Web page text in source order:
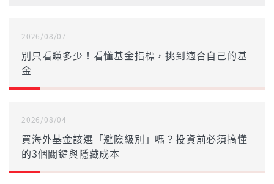
2026/08/07
別只看賺多少！看懂基金指標，挑到適合自己的基
金
2026/08/04
買海外基金該選「避險級別」嗎？投資前必須搞懂
的3個關鍵與隱藏成本